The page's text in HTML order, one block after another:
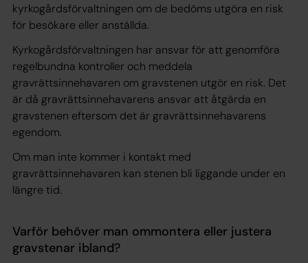
kyrkogårdsförvaltningen om de bedöms utgöra en risk
för besökare eller anställda.
Kyrkogårdsförvaltningen har ansvar för att genomföra
regelbundna kontroller och meddela
gravrättsinnehavaren om gravstenen utgör en risk. Det
är då gravrättsinnehavarens ansvar att åtgärda en
gravstenen eftersom det är gravrättsinnehavarens
egendom.
Om man inte kommer i kontakt med
gravrättsinnehavaren kan stenen bli liggande under en
längre tid.
Varför behöver man ommontera eller justera
gravstenar ibland?